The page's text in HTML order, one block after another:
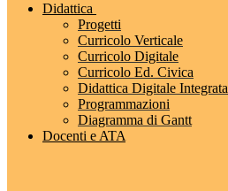
Didattica
Progetti
Curricolo Verticale
Curricolo Digitale
Curricolo Ed. Civica
Didattica Digitale Integrata
Programmazioni
Diagramma di Gantt
Docenti e ATA